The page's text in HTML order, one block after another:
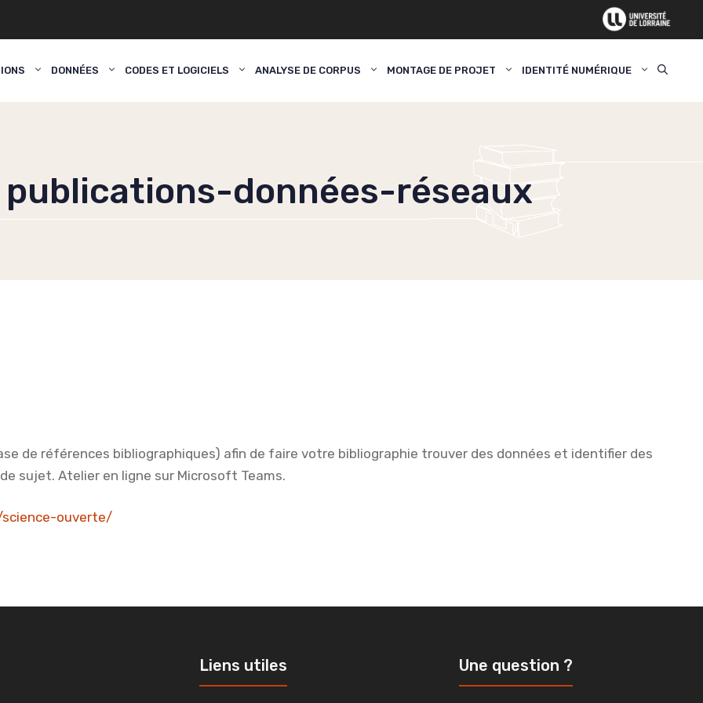
DONNÉES CODES ET LOGICIELS ANALYSE DE CORPUS MONTAGE DE PROJET IDENTITÉ NUMÉRIQUE
publications-données-réseaux
de références bibliographiques) afin de faire votre bibliographie trouver des données et identifier des
sujet. Atelier en ligne sur Microsoft Teams.
ouverte/
Liens utiles Une question ?